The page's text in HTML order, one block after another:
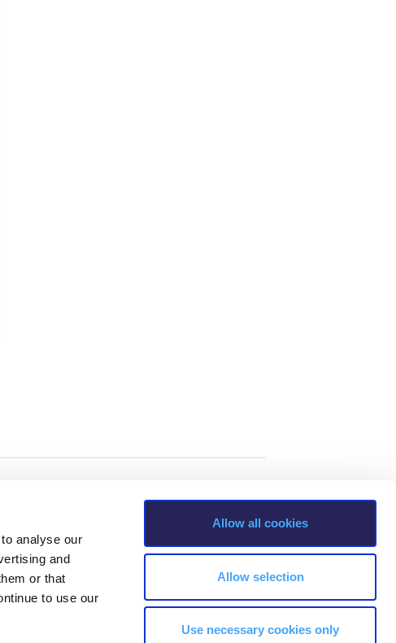
analyse our
and
or that
to use our
Allow all cookies
Allow selection
Use necessary cookies only